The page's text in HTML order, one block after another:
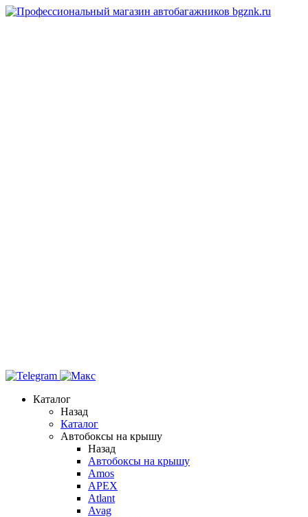
Каталог
Назад
Каталог
Автобоксы на крышу
Назад
Автобоксы на крышу
Amos
APEX
Atlant
Avag